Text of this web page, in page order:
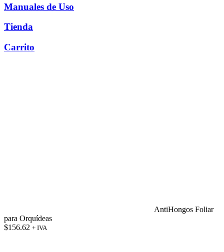
Manuales de Uso
Tienda
Carrito
AntiHongos Foliar
para Orquídeas
$156.62 + IVA